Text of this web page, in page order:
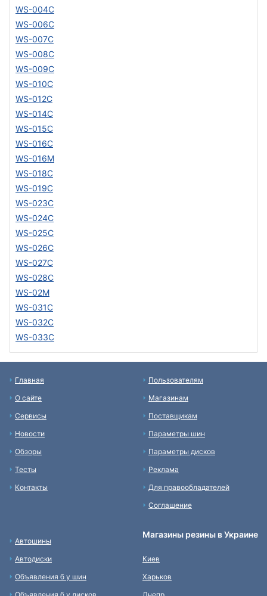
WS-004C
WS-006C
WS-007C
WS-008C
WS-009C
WS-010C
WS-012C
WS-014C
WS-015C
WS-016C
WS-016M
WS-018C
WS-019C
WS-023C
WS-024C
WS-025C
WS-026C
WS-027C
WS-028C
WS-02M
WS-031C
WS-032C
WS-033C
Главная
О сайте
Сервисы
Новости
Обзоры
Тесты
Контакты
Пользователям
Магазинам
Поставщикам
Параметры шин
Параметры дисков
Реклама
Для правообладателей
Соглашение
Автошины
Автодиски
Объявления б у шин
Магазины резины в Украине
Киев
Харьков